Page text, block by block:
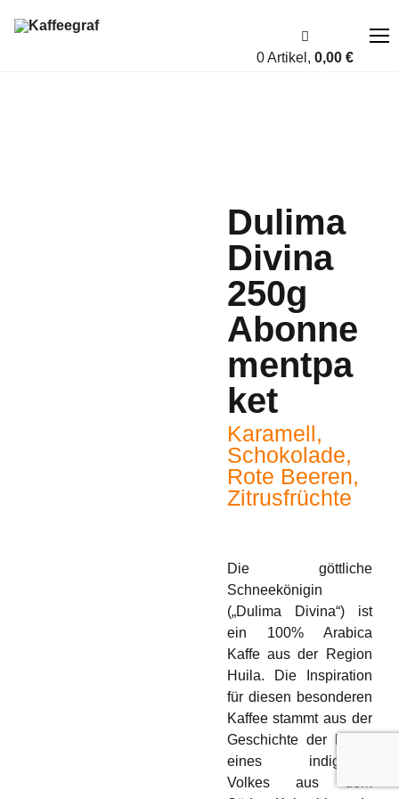
0 Artikel, 0,00 €
Dulima
Divina
250g
Abonne
mentpa
ket
Karamell,
Schokolade,
Rote Beeren,
Zitrusfrüchte
Die göttliche
Schneekönigin
(„Dulima Divina“) ist
ein 100% Arabica
Kaffe aus der Region
Huila. Die Inspiration
für diesen besonderen
Kaffee stammt aus der
Geschichte der
Pijao
eines indigenen
Volkes aus dem